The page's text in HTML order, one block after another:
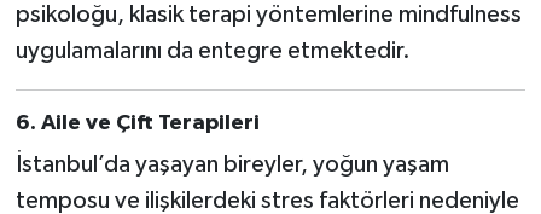
psikoloğu, klasik terapi yöntemlerine mindfulness
uygulamalarını da entegre etmektedir.
6. Aile ve Çift Terapileri
İstanbul’da yaşayan bireyler, yoğun yaşam
temposu ve ilişkilerdeki stres faktörleri nedeniyle